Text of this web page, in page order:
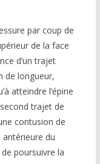
par coup de
de la face
d’un trajet
de longueur,
atteindre l’épine
trajet de
contusion de
du
poursuivre la